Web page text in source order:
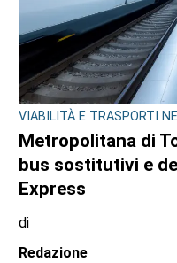
VIABILITÀ E TRASPORTI
Metropolitana di
bus sostitutivi e
Express
di
Redazione